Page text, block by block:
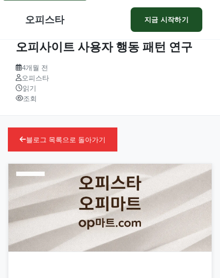
오피스타 지금 시작하기
오피사이트 사용자 행동 패턴 연구
4개월 전
오피스타
읽기
조회
블로그 목록으로 돌아가기